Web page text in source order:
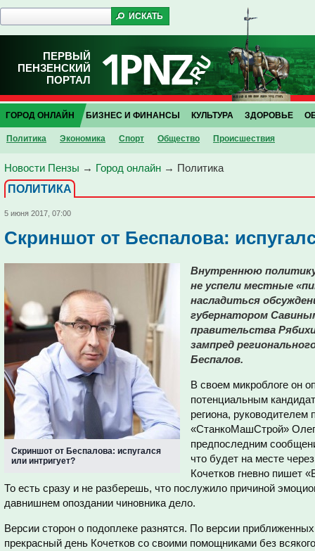
ПЕРВЫЙ
ПЕНЗЕНСКИЙ
ПОРТАЛ
ГОРОД ОНЛАЙН
Политика Экономика Спорт Общество Проиcшествия
БИЗНЕС И ФИНАНСЫ КУЛЬТУРА ЗДОРОВЬЕ
Новости Пензы → Город онлайн → Политика
ПОЛИТИКА
5 июня 2017, 07:00
Скриншот от Беспалова:
Скриншот от Беспалова: испугался
или интригует?
Внутреннюю
не успели местные
насладиться
губернатором
правительства
зампред
Беспалов.
В своем микроблоге он
потенциальным
региона, руководителем
«СтанкоМашСтрой»
предпоследним
что будет на месте
Кочетков гневно пишет
То есть сразу и не разберешь, что послужило причиной
давнишнем опоздании чиновника дело.
Версии сторон о подоплеке разнятся. По версии
прекрасный день Кочетков со своими помощниками без